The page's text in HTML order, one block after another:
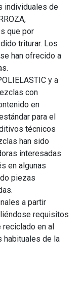
individuales de
que por
triturar. Los
han ofrecido a
y a
con
en
para el
técnicos
han sido
interesadas
en algunas
piezas
a partir
requisitos
reciclado en al
habituales de la